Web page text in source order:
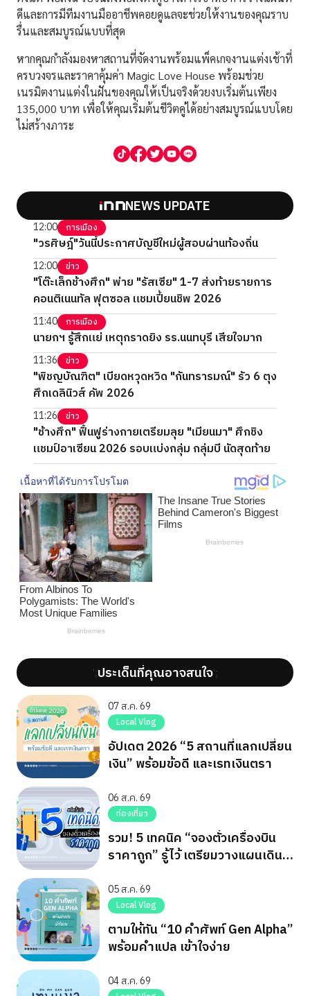
ดีและการมีทีมงานมืออาชีพคอยดูแลจะช่วยให้งานของคุณราบ
รื่นและสมบูรณ์แบบที่สุด
หากคุณกำลังมองหาสถานที่จัดงานพร้อมแพ็คเกจงานแต่งเช้าที่
ครบวงจรและราคาคุ้มค่า Magic Love House พร้อมช่วย
เนรมิตงานแต่งในฝันของคุณให้เป็นจริงด้วยงบเริ่มต้นเพียง
135,000 บาท เพื่อให้คุณเริ่มต้นชีวิตคู่ได้อย่างสมบูรณ์แบบโดย
ไม่สร้างภาระ
NEWS UPDATE
12:00 การเมือง
"วรศิษฎ์"วันนี้ประกาศบัญชีใหม่ผู้สอบผ่านท้องถิ่น
12:00 ข่าว
"โต๊ะเล็กช้างศึก" พ่าย "รัสเซีย" 1-7 ส่งท้ายรายการ
คอนติเนนทัล ฟุตซอล แชมเปี้ยนชิพ 2026
11:40 การเมือง
นายกฯ รู้สึกแย่ เหตุกราดยิง รร.นนทบุรี เสียใจมาก
11:36 ข่าว
"พิชญบัณฑิต" เบียดหวุดหวิด "กันทรารมณ์" รัว 6 ตุง
ศึกเดลินิวส์ คัพ 2026
11:26 ข่าว
"ช้างศึก" ฟื้นฟูร่างกายเตรียมลุย "เมียนมา" ศึกชิง
แชมป์อาเซียน 2026 รอบแบ่งกลุ่ม กลุ่มบี นัดสุดท้าย
';ประเด็นที่คุณอาจสนใจ';
07 ส.ค. 69
Local Vlog
อัปเดต 2026 “5 สถานที่แลกเปลี่ยน
เงิน” พร้อมข้อดี และเรทเงินตรา
06 ส.ค. 69
ท่องเที่ยว
รวม! 5 เทคนิค “จองตั๋วเครื่องบิน
ราคาถูก” รู้ไว้ เตรียมวางแผนเดิน
05 ส.ค. 69
Local Vlog
ตามให้ทัน “10 คำศัพท์ Gen Alpha”
พร้อมคำแปล เข้าใจง่าย
04 ส.ค. 69